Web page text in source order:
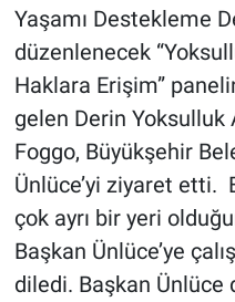
Yaşamı Destekleme
düzenlenecek
Haklara Erişim”
gelen Derin Yoksulluk
Foggo, Büyükşehir
Ünlüce’yi ziyaret etti.
çok ayrı bir yeri
Başkan Ünlüce’ye
diledi. Başkan Ünlüce